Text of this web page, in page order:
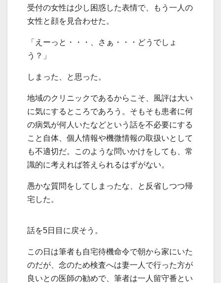
受付の女性は少し困惑した表情で、もう一人の
女性と顔を見合わせた。
「えーっと・・・、さぁ・・・どうでしょ
う？」
しまった、と思った。
地域のクリニックであるからこそ、風評は大い
に気にするところであろう。そもそも患者に何
の病気が何人いたなどという話を不必要にする
こと自体、個人情報や機微情報の取扱いとして
も不適切だ。このような問いかけをしても、常
識的に考えれば答えられるはずがない。
愚かな質問をしてしまったな、と反省しつつ帰
宅した。
話を5日目に戻そう。
この日は筆者も自宅待機命令で朝から家にいた
のだが、念のため検査へは妻一人で行った方が
良いとの医師の勧めで、筆者は一人留守番とい